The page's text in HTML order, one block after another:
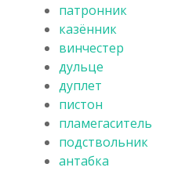
патронник
казённик
винчестер
дульце
дуплет
пистон
пламегаситель
подствольник
антабка